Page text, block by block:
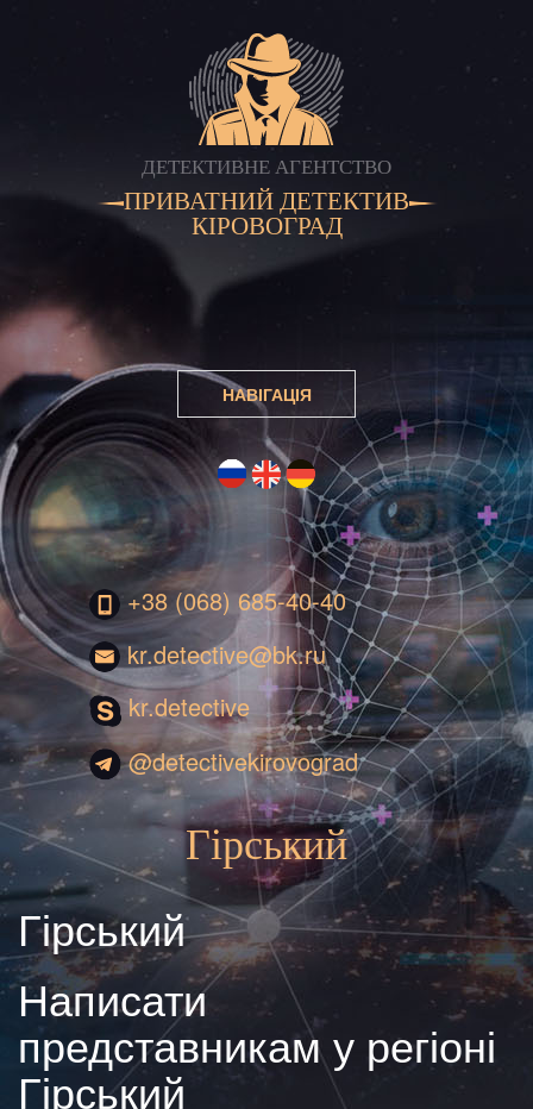
ДЕТЕКТИВНЕ АГЕНТСТВО
ПРИВАТНИЙ ДЕТЕКТИВ
КІРОВОГРАД
НАВІГАЦІЯ
+38 (068) 685-40-40
kr.detective@bk.ru
kr.detective
@detectivekirovograd
Гірський
Гірський
Написати
представникам у регіоні
Гірський